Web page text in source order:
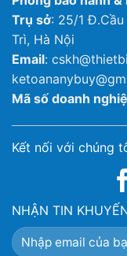
Trụ sở: 25/1 Đ.Cầu
Trì, Hà Nội
Email:
Mã số doanh
Kết nối với chúng
NHẬN TIN